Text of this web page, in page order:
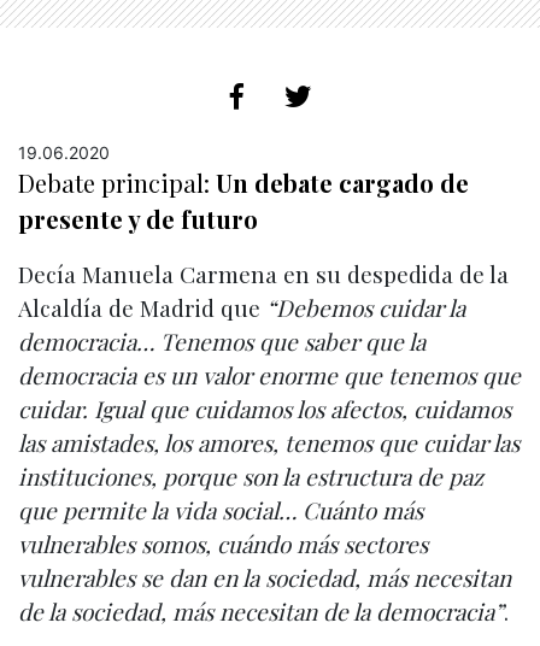
19.06.2020
Debate principal: Un debate cargado de
presente y de futuro
Decía Manuela Carmena en su despedida de la
Alcaldía de Madrid que “Debemos cuidar la
democracia… Tenemos que saber que la
democracia es un valor enorme que tenemos que
cuidar. Igual que cuidamos los afectos, cuidamos
las amistades, los amores, tenemos que cuidar las
instituciones, porque son la estructura de paz
que permite la vida social… Cuánto más
vulnerables somos, cuándo más sectores
vulnerables se dan en la sociedad, más necesitan
de la sociedad, más necesitan de la democracia”.